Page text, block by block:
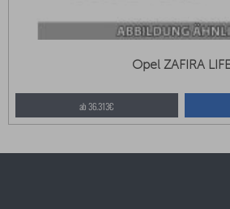
Opel ZAFIRA
ab 36.313€